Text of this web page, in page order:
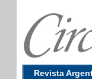
Revista